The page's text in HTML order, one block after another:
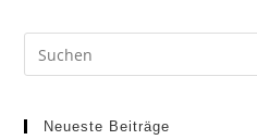
Neueste Beiträge